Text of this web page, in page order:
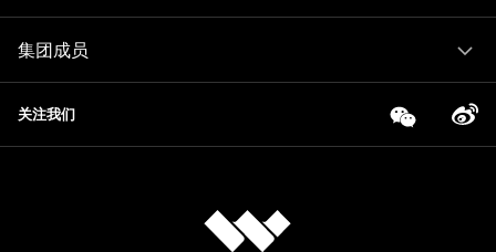
集团成员
关注我们